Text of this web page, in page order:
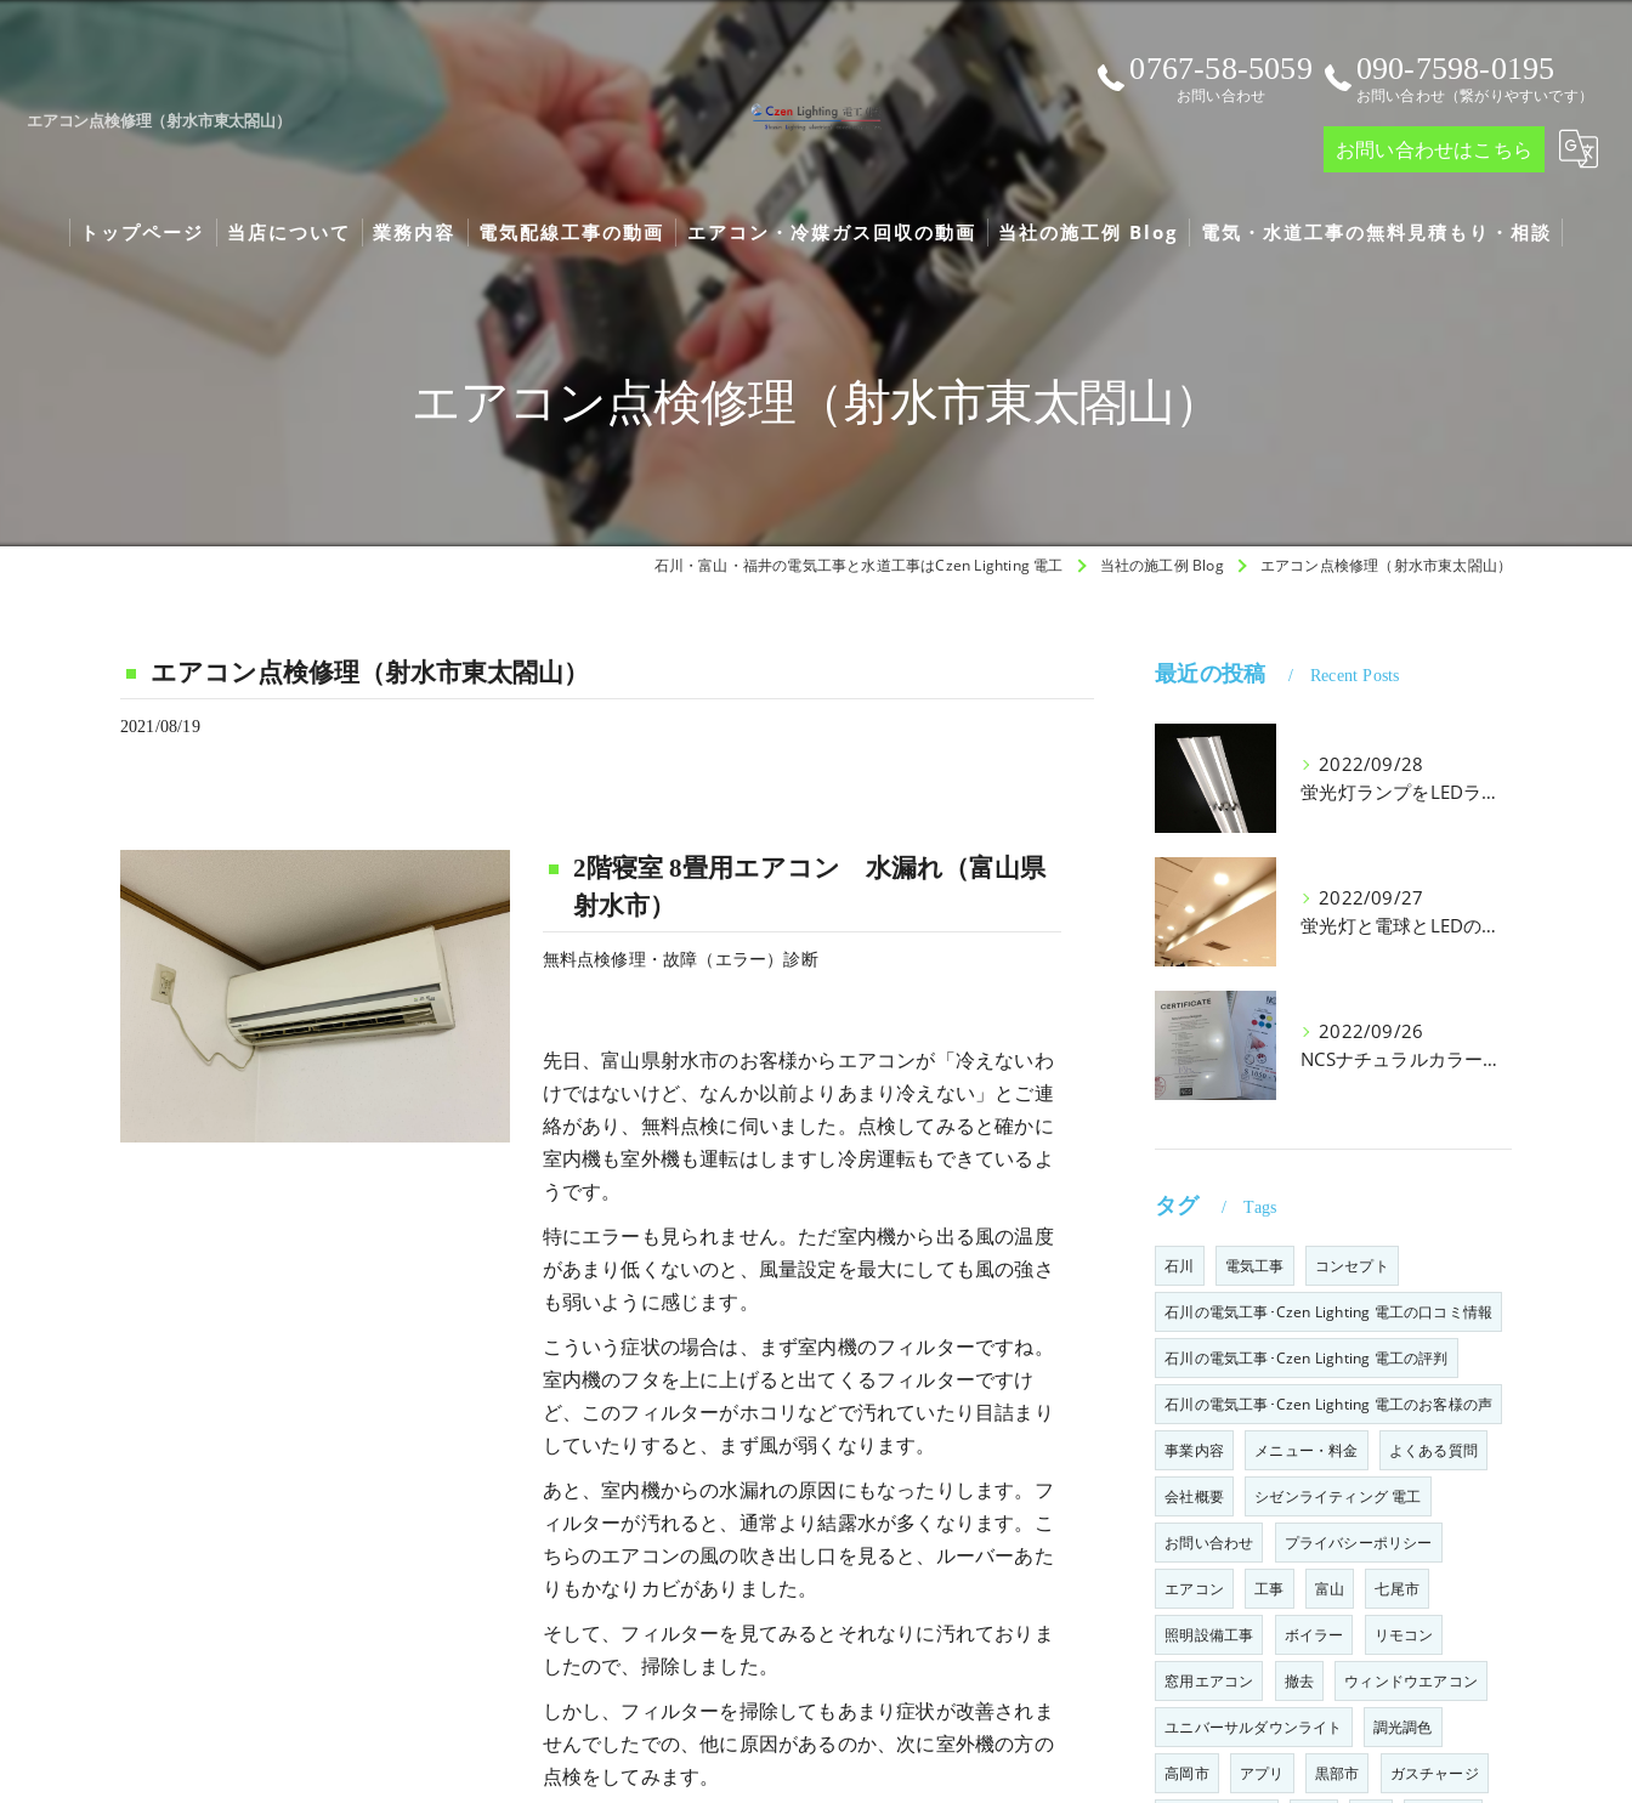
エアコン点検修理（射水市東太閤山）
0767-58-5059
お問い合わせ
090-7598-0195
お問い合わせ（繋がりやすいです）
お問い合わせはこちら
トップページ 当店について 業務内容
取扱商品・工事料金（施工保証付き）
特価エアコン・エコキュート
施工写真
電気配線工事の動画
灯油ボイラー配管、電気工事、水漏れ修理などの動画
照明プランから施工・工事・オリジナルライティングデザインの動画Vlog
エコキュート部品交換・修理の動画
地デジ・BSアンテナ設置配線工事の動画Vlog
プライベート・県外出張の動画
エアコン・冷媒ガス回収の動画
エアコン工事・修理・分解クリーニングの動画Vlog
当社の施工例 Blog 電気・水道工事の無料見積もり・相談
エアコン点検修理（射水市東太閤山）
石川・富山・福井の電気工事と水道工事はCzen Lighting 電工 当社の施工例 Blog エアコン点検修理（射水市東太閤山）
エアコン点検修理（射水市東太閤山）
2021/08/19
2階寝室 8畳用エアコン 水漏れ（富山県
射水市）
無料点検修理・故障（エラー）診断
先日、富山県射水市のお客様からエアコンが「冷えないわ
けではないけど、なんか以前よりあまり冷えない」とご連
絡があり、無料点検に伺いました。点検してみると確かに
室内機も室外機も運転はしますし冷房運転もできているよ
うです。
特にエラーも見られません。ただ室内機から出る風の温度
があまり低くないのと、風量設定を最大にしても風の強さ
も弱いように感じます。
こういう症状の場合は、まず室内機のフィルターですね。
室内機のフタを上に上げると出てくるフィルターですけ
ど、このフィルターがホコリなどで汚れていたり目詰まり
していたりすると、まず風が弱くなります。
あと、室内機からの水漏れの原因にもなったりします。フ
ィルターが汚れると、通常より結露水が多くなります。こ
ちらのエアコンの風の吹き出し口を見ると、ルーバーあた
りもかなりカビがありました。
そして、フィルターを見てみるとそれなりに汚れておりま
したので、掃除しました。
しかし、フィルターを掃除してもあまり症状が改善されま
せんでしたでの、他に原因があるのか、次に室外機の方の
点検をしてみます。
最近の投稿 Recent Posts
2022/09/28
蛍光灯ランプをLEDランプに交換・バイパス
2022/09/27
蛍光灯と電球とLEDの光の質の違い
2022/09/26
NCSナチュラルカラーシステム（スウェーデン）
タグ Tags
石川 電気工事 コンセプト
石川の電気工事･Czen Lighting 電工の口コミ情報
石川の電気工事･Czen Lighting 電工の評判
石川の電気工事･Czen Lighting 電工のお客様の声
事業内容 メニュー・料金 よくある質問
会社概要 シゼンライティング 電工
お問い合わせ プライバシーポリシー
エアコン 工事 富山 七尾市
照明設備工事 ボイラー リモコン
窓用エアコン 撤去 ウィンドウエアコン
ユニバーサルダウンライト 調光調色
高岡市 アプリ 黒部市 ガスチャージ